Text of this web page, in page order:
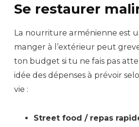
Se restaurer
La nourriture arménienne est
manger à l’extérieur peut
ton budget si tu ne fais pas
idée des dépenses à prévoir
vie :
Street food / repas